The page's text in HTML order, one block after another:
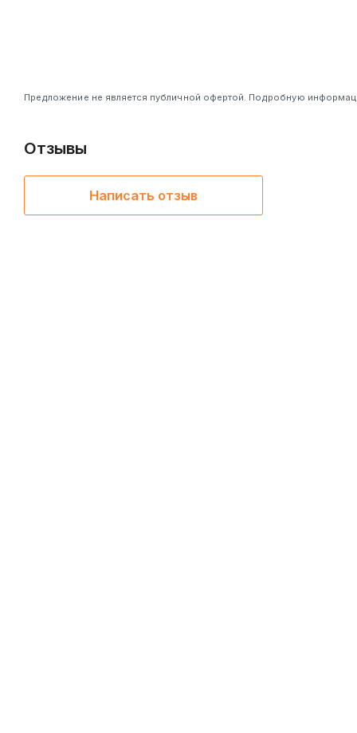
Предложение не является публичной офертой. Подробную
Отзывы
Написать отзыв